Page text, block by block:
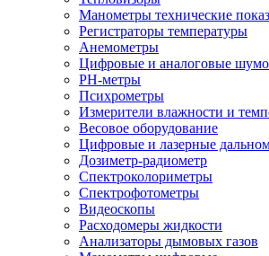
Манометры технические
Регистраторы температуры
Анемометры
Цифровые и аналоговые
PH-метры
Психрометры
Измерители влажности и
Весовое оборудование
Цифровые и лазерные
Дозиметр-радиометр
Спектроколориметры
Спектрофотометры
Видеоскопы
Расходомеры жидкости
Анализаторы дымовых газов